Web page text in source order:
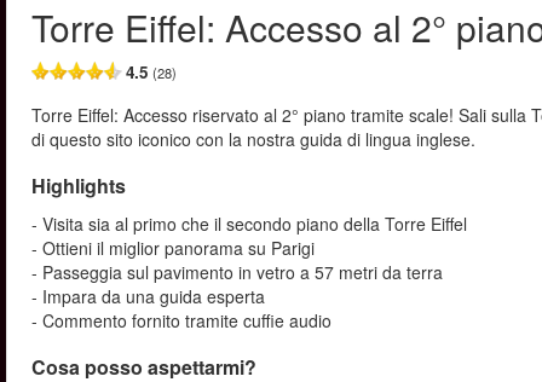
Torre Eiffel: Accesso al 2°
4.5 (28)
Torre Eiffel: Accesso riservato al 2° piano tramite scale! Sali
di questo sito iconico con la nostra guida di lingua inglese.
Highlights
- Visita sia al primo che il secondo piano della Torre Eiffel
- Ottieni il miglior panorama su Parigi
- Passeggia sul pavimento in vetro a 57 metri da terra
- Impara da una guida esperta
- Commento fornito tramite cuffie audio
Cosa posso aspettarmi?